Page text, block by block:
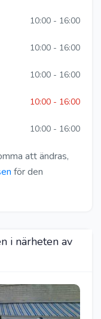
10:00 - 16:00
10:00 - 16:00
10:00 - 16:00
10:00 - 16:00
10:00 - 16:00
att ändras,
för den
i närheten av